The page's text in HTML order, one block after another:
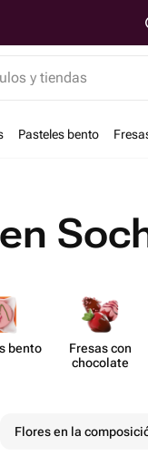
y tiendas
Pasteles bento
bento
Fresas con
chocolate
Flores en la